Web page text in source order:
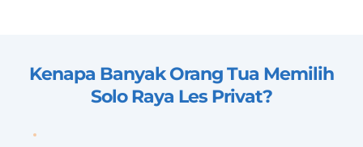
Kenapa Banyak Orang Tua Memilih
Solo Raya Les Privat?